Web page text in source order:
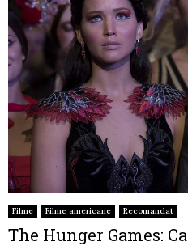
Filme Filme americane Recomandat
The Hunger Games: